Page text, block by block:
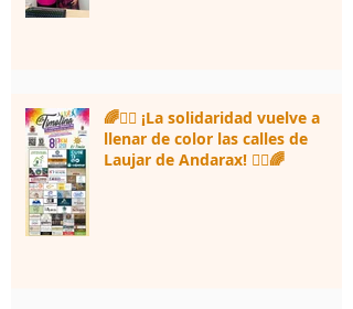
🌈🏃‍♀️ ¡La solidaridad vuelve a
llenar de color las calles de
Laujar de Andarax! 🏃‍♂️🌈